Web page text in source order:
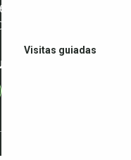
Visitas guiadas
Céret
53
!